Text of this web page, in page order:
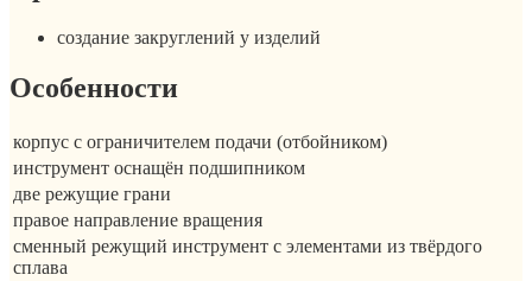
создание закруглений у изделий
Особенности
корпус с ограничителем подачи (отбойником)
инструмент оснащён подшипником
две режущие грани
правое направление вращения
сменный режущий инструмент с элементами из твёрдого
сплава